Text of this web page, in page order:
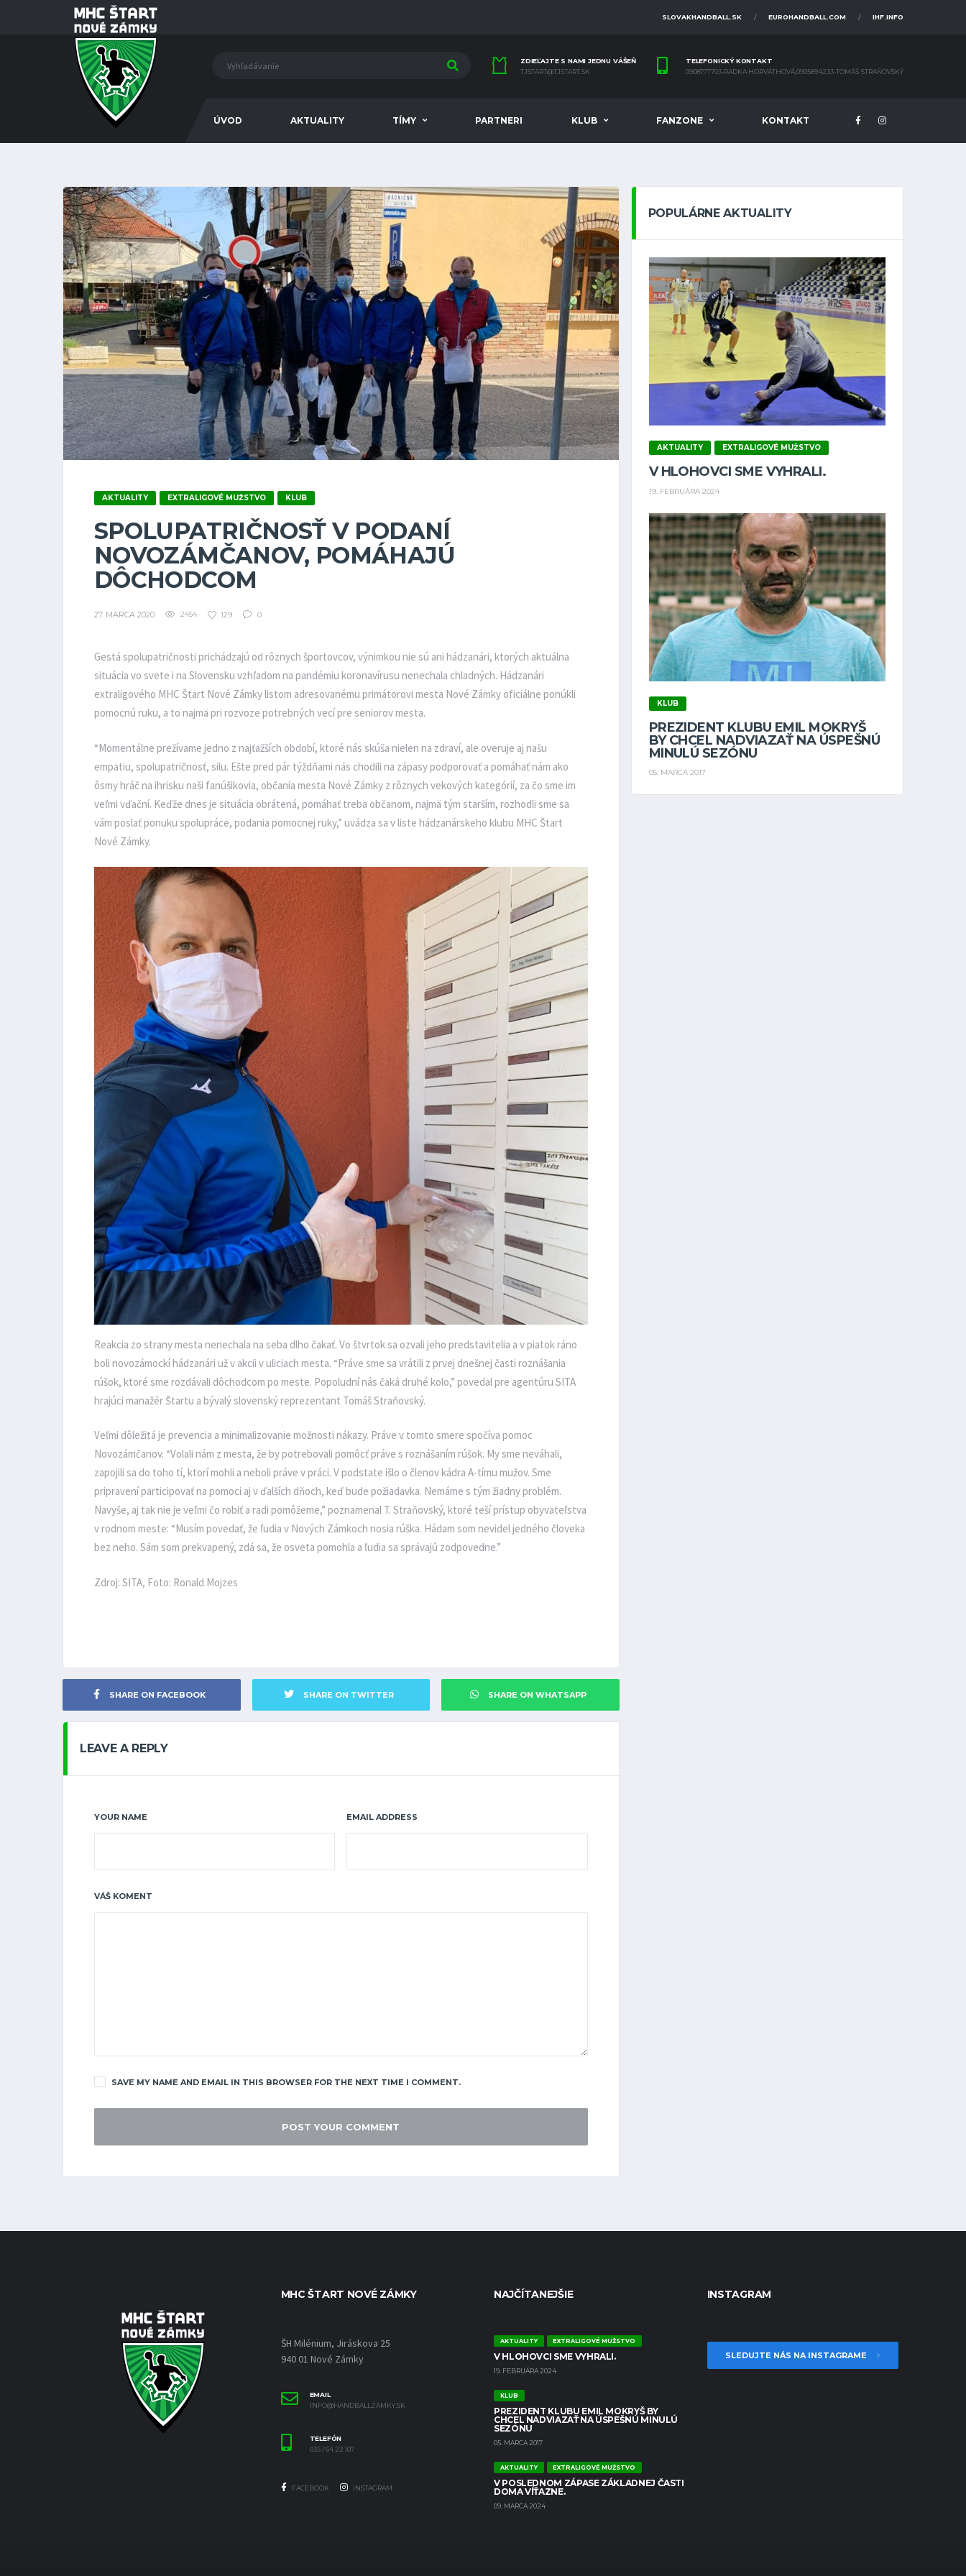
SLOVAKHANDBALL.SK EUROHANDBALL.COM IHF.INFO
ZDIEĽAJTE S NAMI JEDNU VÁŠEŇ
TJSTART@TJSTART.SK
TELEFONICKÝ KONTAKT
0908777703-RADKA HORVÁTHOVÁ,0905894233-TOMÁŠ STRAŇOVSKÝ
ÚVOD AKTUALITY TÍMY PARTNERI KLUB FANZONE KONTAKT
AKTUALITY EXTRALIGOVÉ MUŽSTVO KLUB
SPOLUPATRIČNOSŤ V PODANÍ
NOVOZÁMČANOV, POMÁHAJÚ
DÔCHODCOM
27. MARCA 2020 2454 129 0
Gestá spolupatričnosti prichádzajú od rôznych športovcov, výnimkou nie sú ani hádzanári, ktorých aktuálna
situácia vo svete i na Slovensku vzhľadom na pandémiu koronavírusu nenechala chladných. Hádzanári
extraligového MHC Štart Nové Zámky listom adresovanému primátorovi mesta Nové Zámky oficiálne ponúkli
pomocnú ruku, a to najmä pri rozvoze potrebných vecí pre seniorov mesta.
“Momentálne prežívame jedno z najťažších období, ktoré nás skúša nielen na zdraví, ale overuje aj našu
empatiu, spolupatričnosť, silu. Ešte pred pár týždňami nás chodili na zápasy podporovať a pomáhať nám ako
ôsmy hráč na ihrisku naši fanúšikovia, občania mesta Nové Zámky z rôznych vekových kategórií, za čo sme im
veľmi vďační. Keďže dnes je situácia obrátená, pomáhať treba občanom, najmä tým starším, rozhodli sme sa
vám poslať ponuku spolupráce, podania pomocnej ruky,” uvádza sa v liste hádzanárskeho klubu MHC Štart
Nové Zámky.
Reakcia zo strany mesta nenechala na seba dlho čakať. Vo štvrtok sa ozvali jeho predstavitelia a v piatok ráno
boli novozámockí hádzanári už v akcii v uliciach mesta. “Práve sme sa vrátili z prvej dnešnej časti roznášania
rúšok, ktoré sme rozdávali dôchodcom po meste. Popoludní nás čaká druhé kolo,” povedal pre agentúru SITA
hrajúci manažér Štartu a bývalý slovenský reprezentant Tomáš Straňovský.
Veľmi dôležitá je prevencia a minimalizovanie možnosti nákazy. Práve v tomto smere spočíva pomoc
Novozámčanov. “Volali nám z mesta, že by potrebovali pomôcť práve s roznášaním rúšok. My sme neváhali,
zapojili sa do toho tí, ktorí mohli a neboli práve v práci. V podstate išlo o členov kádra A-tímu mužov. Sme
pripravení participovať na pomoci aj v ďalších dňoch, keď bude požiadavka. Nemáme s tým žiadny problém.
Navyše, aj tak nie je veľmi čo robiť a radi pomôžeme,” poznamenal T. Straňovský, ktoré teší prístup obyvateľstva
v rodnom meste: “Musím povedať, že ľudia v Nových Zámkoch nosia rúška. Hádam som nevidel jedného človeka
bez neho. Sám som prekvapený, zdá sa, že osveta pomohla a ľudia sa správajú zodpovedne.”
Zdroj: SITA, Foto: Ronald Mojzes
SHARE ON FACEBOOK SHARE ON TWITTER SHARE ON WHATSAPP
LEAVE A REPLY
YOUR NAME EMAIL ADDRESS
VÁŠ KOMENT
SAVE MY NAME AND EMAIL IN THIS BROWSER FOR THE NEXT TIME I COMMENT.
POPULÁRNE AKTUALITY
AKTUALITY EXTRALIGOVÉ MUŽSTVO
V HLOHOVCI SME VYHRALI.
19. FEBRUÁRA 2024
KLUB
PREZIDENT KLUBU EMIL MOKRYŠ
BY CHCEL NADVIAZAŤ NA ÚSPEŠNÚ
MINULÚ SEZÓNU
05. MARCA 2017
MHC ŠTART NOVÉ ZÁMKY
ŠH Milénium, Jiráskova 25
940 01 Nové Zámky
EMAIL
INFO@HANDBALLZAMKY.SK
TELEFÓN
035 / 64 22 107
FACEBOOK INSTAGRAM
NAJČÍTANEJŠIE
AKTUALITY EXTRALIGOVÉ MUŽSTVO
V HLOHOVCI SME VYHRALI.
19. FEBRUÁRA 2024
KLUB
PREZIDENT KLUBU EMIL MOKRYŠ BY
CHCEL NADVIAZAŤ NA ÚSPEŠNÚ MINULÚ
SEZÓNU
05. MARCA 2017
AKTUALITY EXTRALIGOVÉ MUŽSTVO
V POSLEDNOM ZÁPASE ZÁKLADNEJ ČASTI
DOMA VÍŤAZNE.
09. MARCA 2024
INSTAGRAM
SLEDUJTE NÁS NA INSTAGRAME